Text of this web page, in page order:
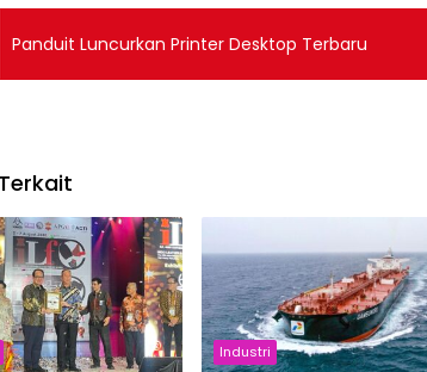
Panduit Luncurkan Printer Desktop Terbaru
Industri